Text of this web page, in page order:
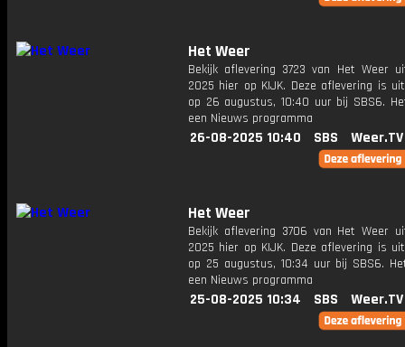
Het Weer
Bekijk aflevering 3723 van Het Weer
2025 hier op KIJK. Deze aflevering is
op 26 augustus, 10:40 uur bij SBS6.
een Nieuws programma
26-08-2025 10:40 SBS Weer.TV
Het Weer
Bekijk aflevering 3706 van Het Weer
2025 hier op KIJK. Deze aflevering is
op 25 augustus, 10:34 uur bij SBS6.
een Nieuws programma
25-08-2025 10:34 SBS Weer.TV